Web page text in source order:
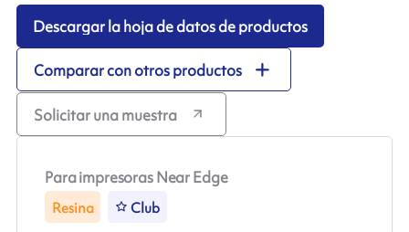
Descargar la hoja de datos de productos
Comparar con otros productos
Solicitar una muestra
Para impresoras Near Edge
Resina Club